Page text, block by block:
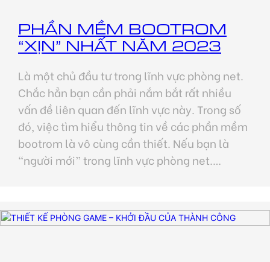
PHẦN MỀM BOOTROM
“XỊN” NHẤT NĂM 2023
Là một chủ đầu tư trong lĩnh vực phòng net.
Chắc hẳn bạn cần phải nắm bắt rất nhiều
vấn đề liên quan đến lĩnh vực này. Trong số
đó, việc tìm hiểu thông tin về các phần mềm
bootrom là vô cùng cần thiết. Nếu bạn là
“người mới” trong lĩnh vực phòng net.…